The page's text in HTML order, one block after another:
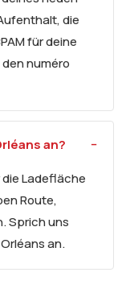
die
für deine
numéro
an?
Ladefläche
Route,
Sprich uns
an.